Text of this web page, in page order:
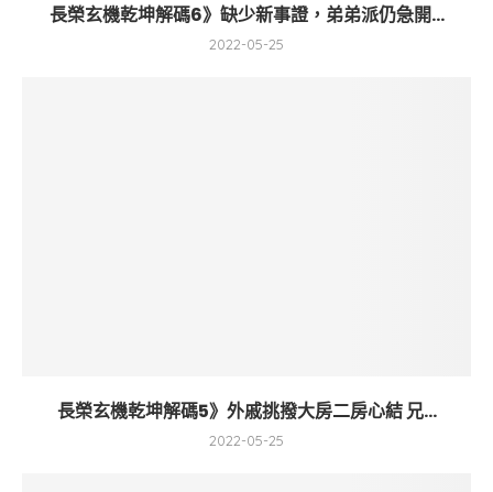
長榮玄機乾坤解碼6》缺少新事證，弟弟派仍急開...
2022-05-25
長榮玄機乾坤解碼5》外戚挑撥大房二房心結 兄...
2022-05-25